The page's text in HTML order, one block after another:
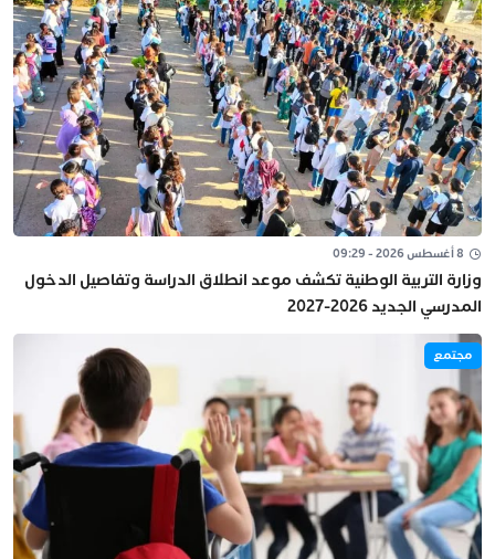
8 أغسطس 2026 - 09:29
وزارة التربية الوطنية تكشف موعد انطلاق الدراسة وتفاصيل الدخول
المدرسي الجديد 2026-2027
مجتمع